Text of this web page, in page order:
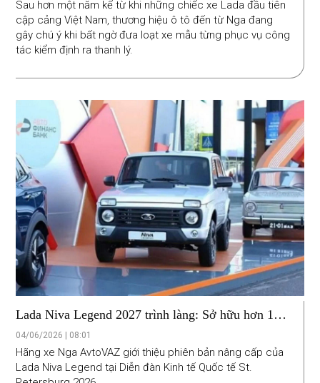
Sau hơn một năm kể từ khi những chiếc xe Lada đầu tiên
cập cảng Việt Nam, thương hiệu ô tô đến từ Nga đang
gây chú ý khi bất ngờ đưa loạt xe mẫu từng phục vụ công
tác kiểm định ra thanh lý.
Lada Niva Legend 2027 trình làng: Sở hữu hơn 100
chi tiết hoàn toàn mới với 60 cụm linh kiện được
nâng cấp
04/06/2026 | 08:01
Hãng xe Nga AvtoVAZ giới thiệu phiên bản nâng cấp của
Lada Niva Legend tại Diễn đàn Kinh tế Quốc tế St.